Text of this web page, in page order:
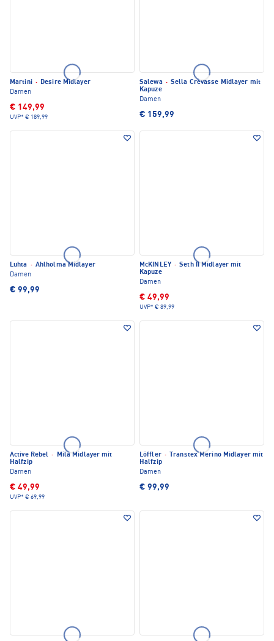
Martini · Desire Midlayer
Damen
€ 149,99
UVP* € 189,99
Salewa · Sella Crevasse Midlayer mit
Kapuze
Damen
€ 159,99
Luhta · Ahlholma Midlayer
Damen
€ 99,99
McKINLEY · Seth II Midlayer mit
Kapuze
Damen
€ 49,99
UVP* € 89,99
Active Rebel ·
Mila Midlayer mit
Halfzip
Damen
€ 49,99
UVP* € 69,99
Löffler ·
Transtex Merino Midlayer mit
Halfzip
Damen
€ 99,99